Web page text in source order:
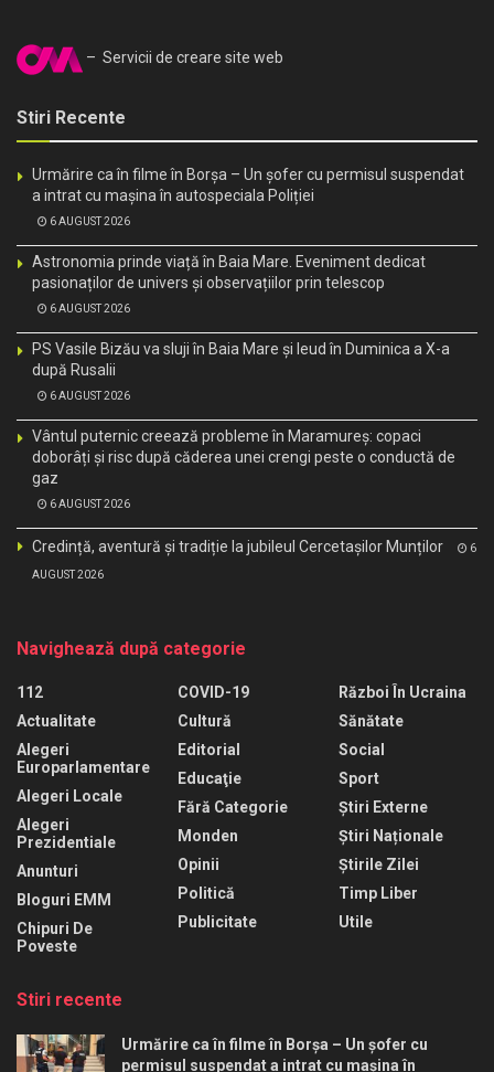
– Servicii de creare site web
Stiri Recente
Urmărire ca în filme în Borșa – Un șofer cu permisul suspendat
a intrat cu mașina în autospeciala Poliției
6 AUGUST 2026
Astronomia prinde viață în Baia Mare. Eveniment dedicat
pasionaților de univers și observațiilor prin telescop
6 AUGUST 2026
PS Vasile Bizău va sluji în Baia Mare și Ieud în Duminica a X-a
după Rusalii
6 AUGUST 2026
Vântul puternic creează probleme în Maramureș: copaci
doborâți și risc după căderea unei crengi peste o conductă de
gaz
6 AUGUST 2026
Credință, aventură și tradiție la jubileul Cercetașilor Munților 6
AUGUST 2026
Navighează după categorie
112
Actualitate
Alegeri
Europarlamentare
Alegeri Locale
Alegeri
Prezidentiale
Anunturi
Bloguri EMM
Chipuri De
Poveste
COVID-19
Cultură
Editorial
Educaţie
Fără Categorie
Monden
Opinii
Politică
Publicitate
Război În Ucraina
Sănătate
Social
Sport
Știri Externe
Știri Naționale
Știrile Zilei
Timp Liber
Utile
Stiri recente
Urmărire ca în filme în Borșa – Un șofer cu
permisul suspendat a intrat cu mașina în